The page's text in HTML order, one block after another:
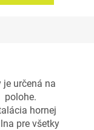
určená na
polohe.
hornej
pre všetky